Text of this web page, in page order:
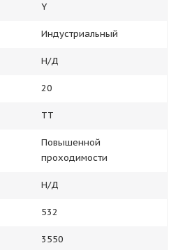
Y
Индустриальный
Н/Д
20
TT
Повышенной
проходимости
Н/Д
532
3550